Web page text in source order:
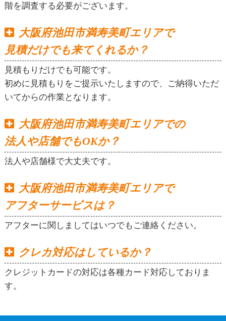
階を調査する必要がございます。
大阪府池田市満寿美町エリアで
見積だけでも来てくれるか？
見積もりだけでも可能です。
初めに見積もりをご提示いたしますので、ご納得いただ
いてからの作業となります。
大阪府池田市満寿美町エリアでの
法人や店舗でもOKか？
法人や店舗様で大丈夫です。
大阪府池田市満寿美町エリアで
アフターサービスは？
アフターに関しましてはいつでもご連絡ください。
クレカ対応はしているか？
クレジットカードの対応は各種カード対応しておりま
す。